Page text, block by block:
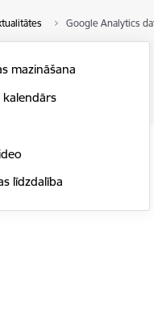
Google Analytics
mazināšana
līdzdalība